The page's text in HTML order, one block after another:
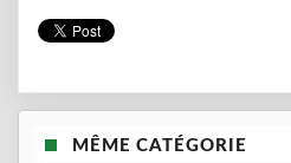
MÊME CATÉGORIE